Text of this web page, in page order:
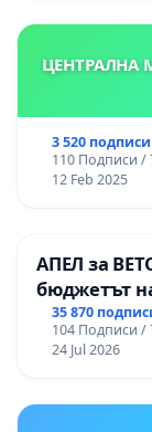
ЦЕНТРАЛНА
3 520 подписи
110 Подписи /
12 Feb 2025
АПЕЛ за
бюджетът
правата ни
35 870
104 Подписи /
24 Jul 2026